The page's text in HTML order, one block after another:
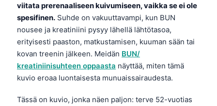
viitata prerenaaliseen kuivumiseen, vaikka se ei ole
spesifinen. Suhde on vakuuttavampi, kun BUN
nousee ja kreatiniini pysyy lähellä lähtötasoa,
erityisesti paaston, matkustamisen, kuuman sään tai
kovan treenin jälkeen. Meidän BUN/
kreatiniinisuhteen oppaasta näyttää, miten tämä
kuvio eroaa luontaisesta munuaissairaudesta.
Tässä on kuvio, jonka näen paljon: terve 52-vuotias